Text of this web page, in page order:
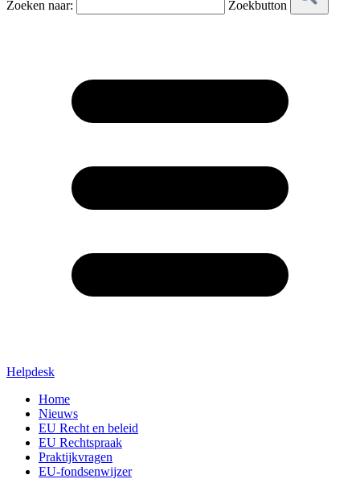
Zoeken naar: Zoekbutton
Helpdesk
Home
Nieuws
EU Recht en beleid
EU Rechtspraak
Praktijkvragen
EU-fondsenwijzer